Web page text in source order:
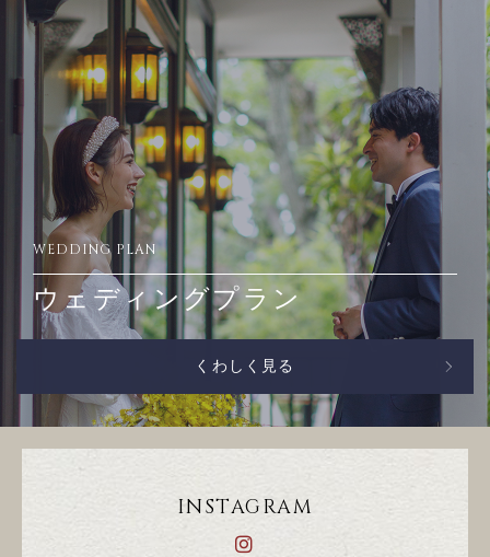
WEDDING PLAN
ウェディングプラン
くわしく見る
INSTAGRAM